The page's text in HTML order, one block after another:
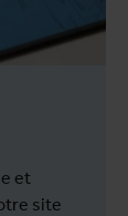
et
site